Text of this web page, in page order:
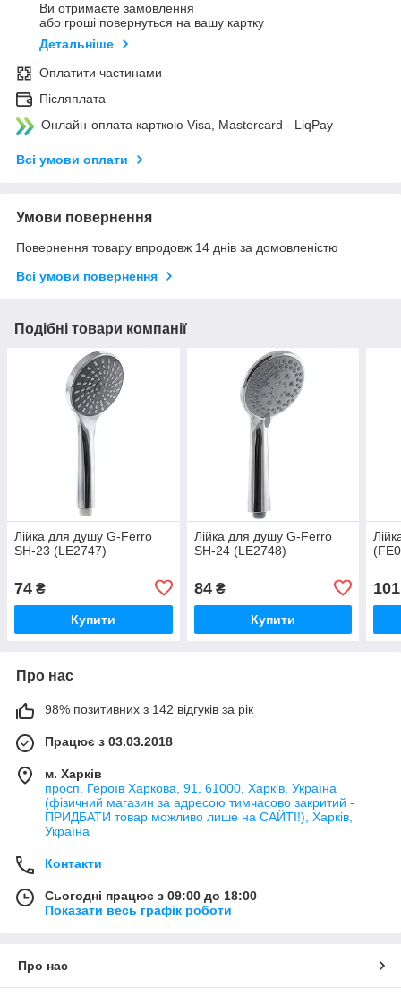
Ви отримаєте замовлення
або гроші повернуться на вашу картку
Детальніше
Оплатити частинами
Післяплата
Онлайн-оплата карткою Visa, Mastercard - LiqPay
Всі умови оплати
Умови повернення
Повернення товару впродовж 14 днів за домовленістю
Всі умови повернення
Подібні товари компанії
Лійка для душу G-Ferro
SH-23 (LE2747)
74 ₴
Купити
Лійка для душу G-Ferro
SH-24 (LE2748)
84₴
Купити
101
Про нас
98% позитивних з 142 відгуків за рік
Працює з 03.03.2018
м. Харків
просп. Героїв Харкова, 91, 61000, Харків, Україна
(фізичний магазин за адресою тимчасово закритий -
ПРИДБАТИ товар можливо лише на САЙТІ!), Харків,
Україна
Контакти
Сьогодні працює з 09:00 до 18:00
Показати весь графік роботи
Про нас